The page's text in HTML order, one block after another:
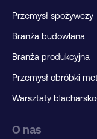
Przemysł spożywczy
Branża budowlana
Branża produkcyjna
Przemysł obróbki
Warsztaty
O nas